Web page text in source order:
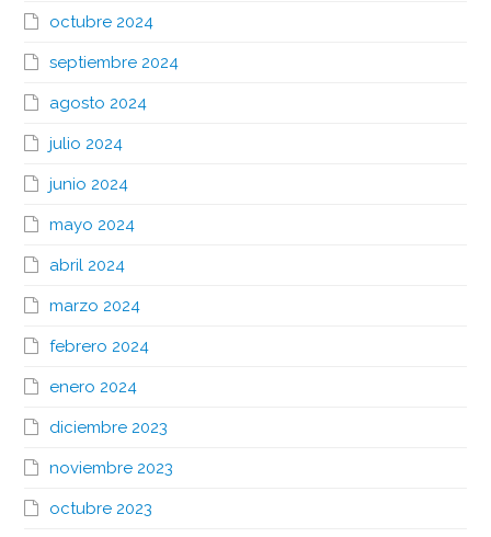
octubre 2024
septiembre 2024
agosto 2024
julio 2024
junio 2024
mayo 2024
abril 2024
marzo 2024
febrero 2024
enero 2024
diciembre 2023
noviembre 2023
octubre 2023